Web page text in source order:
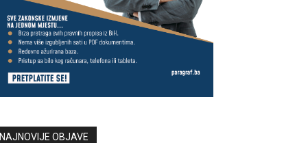
NAJNOVIJE OBJAVE